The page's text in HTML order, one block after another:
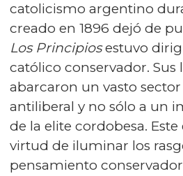
catolicismo argentino
creado en 1896 dejó de
Los Principiosestuvo
católico conservador. Sus
abarcaron un vasto
antiliberal y no sólo a un
de la elite cordobesa.
virtud de iluminar los
pensamiento